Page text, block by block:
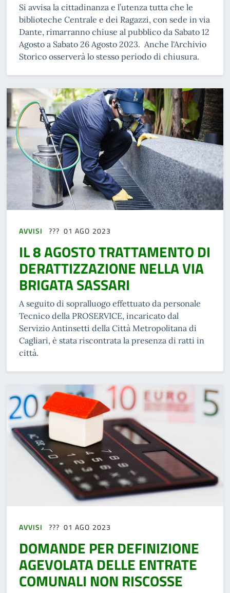
Si avvisa la cittadinanza e l’utenza tutta che le
biblioteche Centrale e dei Ragazzi, con sede in via
Dante, rimarranno chiuse al pubblico da Sabato 12
Agosto a Sabato 26 Agosto 2023. Anche l'Archivio
Storico osserverà lo stesso periodo di chiusura.
AVVISI 01 AGO 2023
IL 8 AGOSTO TRATTAMENTO DI
DERATTIZZAZIONE NELLA VIA
BRIGATA SASSARI
A seguito di sopralluogo effettuato da personale
Tecnico della PROSERVICE, incaricato dal
Servizio Antinsetti della Città Metropolitana di
Cagliari, è stata riscontrata la presenza di ratti in
città.
AVVISI 01 AGO 2023
DOMANDE PER DEFINIZIONE
AGEVOLATA DELLE ENTRATE
COMUNALI NON RISCOSSE